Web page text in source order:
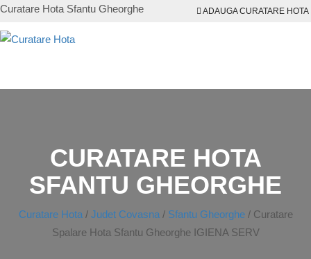
Curatare Hota Sfantu Gheorghe ADAUGA CURATARE HOTA
CURATARE HOTA
SFANTU GHEORGHE
Curatare Hota / Judet Covasna / Sfantu Gheorghe/ Curatare
Spalare Hota Sfantu Gheorghe IGIENA SERV